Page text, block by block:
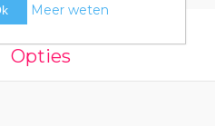
Opties
Meer weten